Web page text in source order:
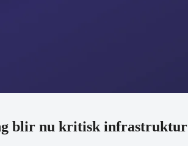
blir nu kritisk infrastruktur